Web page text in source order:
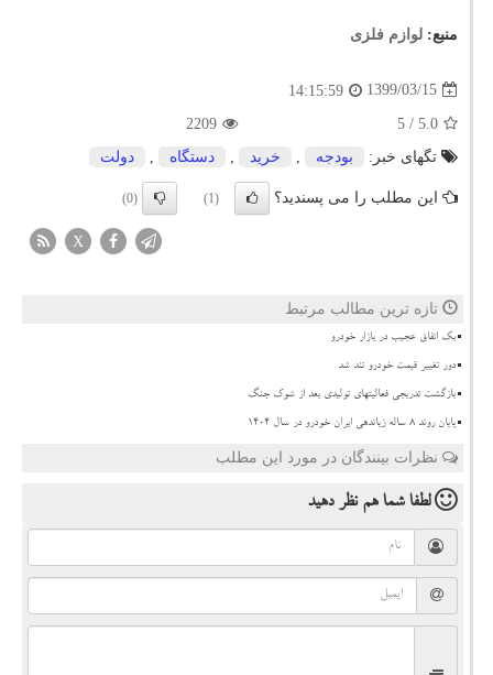
منبع: لوازم فلزی
1399/03/15
14:15:59
5.0
/ 5
2209
تگهای خبر:
بودجه , خرید , دستگاه , دولت
این مطلب را می پسندید؟ (1)
(0)
X
تازه ترین مطالب مرتبط
بک اتفاق عجیب در بازار خودرو
دور تغییر قیمت خودرو تند شد
بازگشت تدریجی فعالیتهای تولیدی بعد از شوک جنگ
پایان روند ۸ ساله زیاندهی ایران خودرو در سال ۱۴۰۴
نظرات بینندگان در مورد این مطلب
لطفا شما همنظر دهید